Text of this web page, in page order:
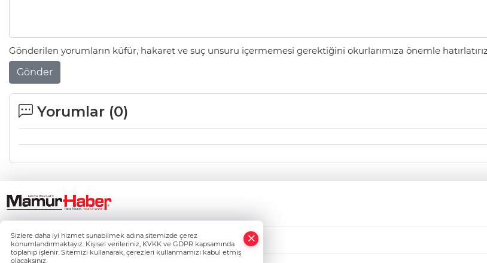
Gönderilen yorumların küfür, hakaret ve suç unsuru içermemesi gerektiğini okurlarımıza önemle
Gönder
Yorumlar (0)
Sizlere daha iyi hizmet sunabilmek adına sitemizde çerez
konumlandırmaktayız. Kişisel verileriniz, KVKK ve GDPR kapsamında
toplanıp işlenir. Sitemizi kullanarak, çerezleri kullanmamızı kabul etmiş
olacaksınız.
Whatsapp